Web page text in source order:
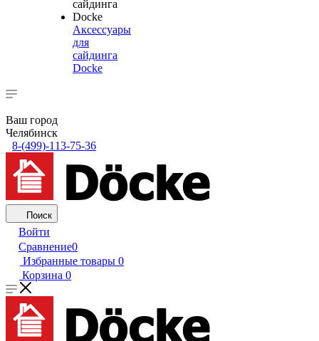
Аксессуары
для
сайдинга
Docke
Ваш город
Челябинск
8-(499)-113-75-36
Поиск
Войти
Сравнение0
Избранные товары 0
Корзина 0